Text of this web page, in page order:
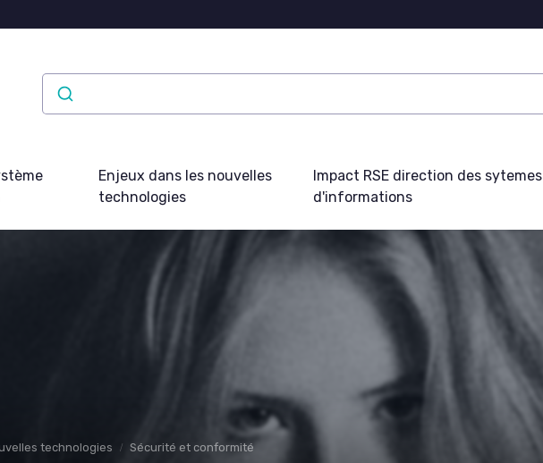
Enjeux dans les nouvelles
technologies
Impact RSE direction des sytemes
d'informations
technologies Sécurité et conformité